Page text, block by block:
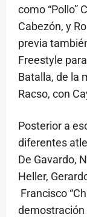
como “Pollo”
Cabezón, y
previa
Freestyle
Batalla, de la
Racso, con
Posterior a
diferentes
De Gavardo,
Heller,
Francisco
demostración